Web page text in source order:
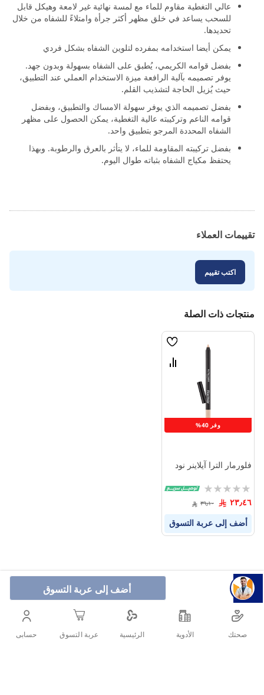
أضف إلى عربة التسوق
عالي التغطية مقاوم للماء مع لمسة نهائية غير لامعة وهيكل قابل
للسحب يساعد في خلق مظهر أكثر جرأة وامتلاءً للشفاه من خلال
تحديدها.
يمكن أيضا استخدامه بمفرده لتلوين الشفاه بشكل فردي
بفضل قوامه الكريمي، يُطبق على الشفاه بسهولة وبدون جهد.
يوفر تصميمه بآلية الرافعة ميزة الاستخدام العملي عند التطبيق،
حيث يُزيل الحاجة لتشذيب القلم.
بفضل تصميمه الذي يوفر سهولة الامساك والتطبيق، وبفضل
قوامه الناعم وتركيبته عالية التغطية، يمكن الحصول على مظهر
الشفاه المحددة المرجو بتطبيق واحد.
بفضل تركيبته المقاومة للماء، لا يتأثر بالعرق والرطوبة. وبهذا
يحتفظ مكياج الشفاه بثباته طوال اليوم.
تقييمات العملاء
اكتب تقييم
منتجات ذات الصلة
وفر 40%
قائمة
قارن
فلورمار الترا آيلاينر نود
Rating:
0%
٢٣٫٤٦ ٣٩٫١٠
أضف إلى عربة التسوق
صحتك الأدوية الرئيسية عربة التسوق حسابى